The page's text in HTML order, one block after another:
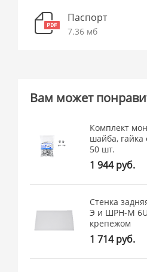
Паспорт
7.36 мб
Вам может
Комплект
шайба, гайка
50 шт.
1 944 руб.
Стенка
Э и ШРН-М 6U
крепежом
1 714 руб.